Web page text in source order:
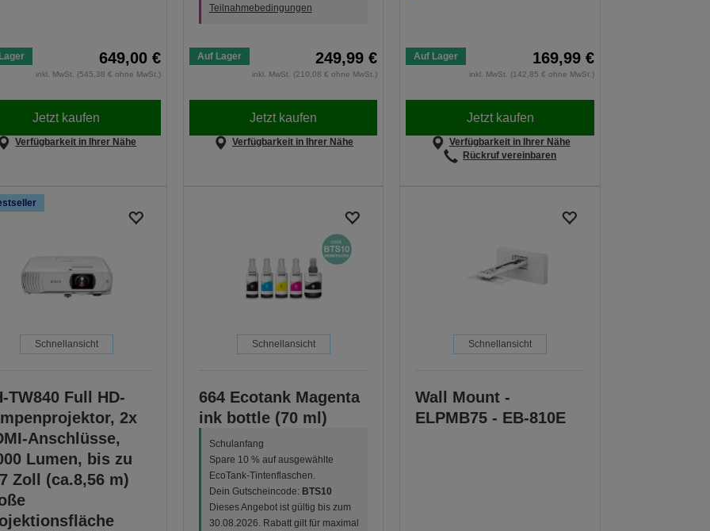
649,00 €
inkl. MwSt. (545,38 € ohne MwSt.)
Jetzt kaufen
Verfügbarkeit in Ihrer Nähe
Teilnahmebedingungen
Auf Lager 249,99 €
inkl. MwSt. (210,08 € ohne MwSt.)
Jetzt kaufen
Verfügbarkeit in Ihrer Nähe
Auf Lager 169,99 €
inkl. MwSt. (142,85 € ohne MwSt.)
Jetzt kaufen
Verfügbarkeit in Ihrer Nähe
Rückruf vereinbaren
Schnellansicht
TW840 Full HD-
2x
Anschlüsse,
Lumen, bis zu
Zoll (ca.8,56 m)
Schnellansicht
664 Ecotank Magenta
ink bottle (70 ml)
Schulanfang
Spare 10 % auf ausgewählte
EcoTank-Tintenflaschen.
Dein Gutscheincode: BTS10
Dieses Angebot ist gültig bis zum
30.08.2026. Rabatt gilt für maximal
Schnellansicht
Wall Mount -
ELPMB75 - EB-810E